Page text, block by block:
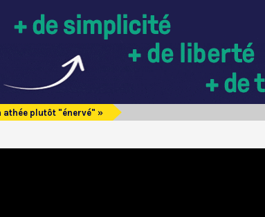
athée plutôt "énervé" »